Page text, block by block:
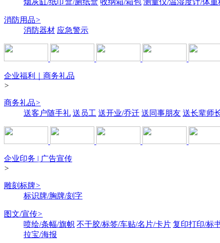
烟灰缸/纸巾盒/厕纸盒 收纳箱/箱包 测量仪/温湿度计/体重
消防用品>
消防器材 应急警示
企业福利｜商务礼品
>
商务礼品>
送客户随手礼 送员工 送开业/乔迁 送同事朋友 送长辈师
企业印务 | 广告宣传
>
雕刻标牌>
标识牌/胸牌/刻字
图文/宣传>
喷绘/条幅/旗帜 不干胶/标签/车贴/名片/卡片 复印打印/标
拉宝/海报